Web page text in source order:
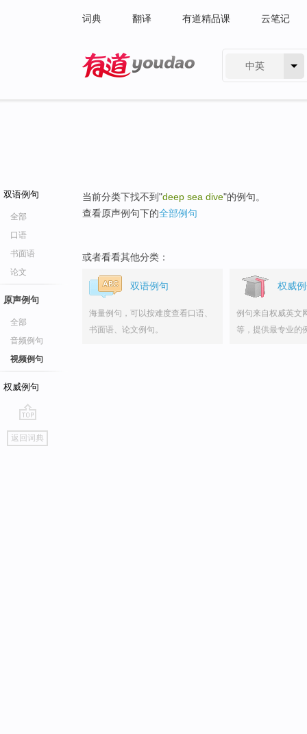
词典 翻译 有道精品课 云笔记
中英
双语例句
全部
口语
书面语
论文
原声例句
全部
音频例句
视频例句
权威例句
go
top
返回词典
当前分类下找不到"deep sea dive"的例句。
查看原声例句下的全部例句
或者看看其他分类：
双语例句
海量例句，可以按难度查看口语、
书面语、论文例句。
权威
例句来自权威英文
等，提供最专业的